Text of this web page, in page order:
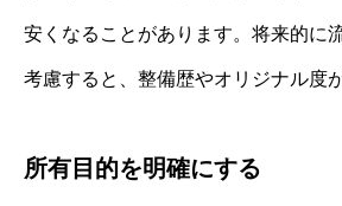
安くなることがあります。将来的に
考慮すると、整備歴やオリジナル度
所有目的を明確にする